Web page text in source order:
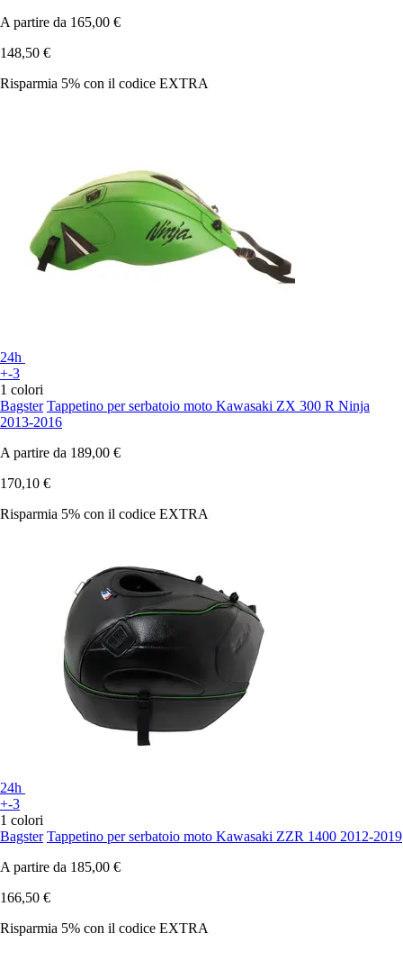
A partire da 165,00 €
148,50 €
Risparmia 5% con il codice EXTRA
24h
+-3
1 colori
Bagster Tappetino per serbatoio moto Kawasaki ZX 300 R Ninja
2013-2016
A partire da 189,00 €
170,10 €
Risparmia 5% con il codice EXTRA
24h
+-3
1 colori
Bagster Tappetino per serbatoio moto Kawasaki ZZR 1400 2012-2019
A partire da 185,00 €
166,50 €
Risparmia 5% con il codice EXTRA